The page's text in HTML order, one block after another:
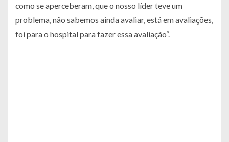
como se aperceberam, que o nosso líder teve um
problema, não sabemos ainda avaliar, está em avaliações,
foi para o hospital para fazer essa avaliação“.